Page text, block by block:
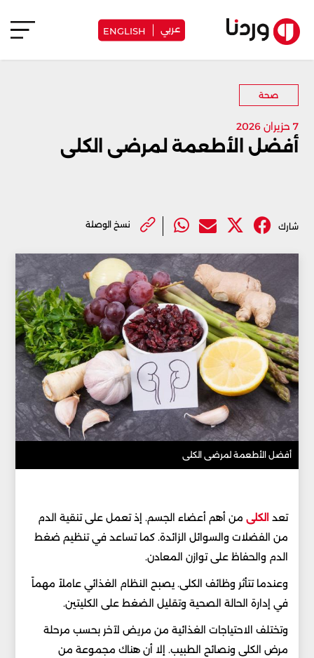
عربي ENGLISH
صحة
7 حزيران 2026
أفضل الأطعمة لمرضى الكلى
شارك نسخ الوصلة
أفضل الأطعمة لمرضى الكلى
تعد الكلى من أهم أعضاء الجسم. إذ تعمل على تنقية الدم
من الفضلات والسوائل الزائدة. كما تساعد في تنظيم ضغط
الدم والحفاظ على توازن المعادن.
وعندما تتأثر وظائف الكلى. يصبح النظام الغذائي عاملاً مهماً
في إدارة الحالة الصحية وتقليل الضغط على الكليتين.
وتختلف الاحتياجات الغذائية من مريض لآخر بحسب مرحلة
مرض الكلى ونصائح الطبيب. إلا أن هناك مجموعة من